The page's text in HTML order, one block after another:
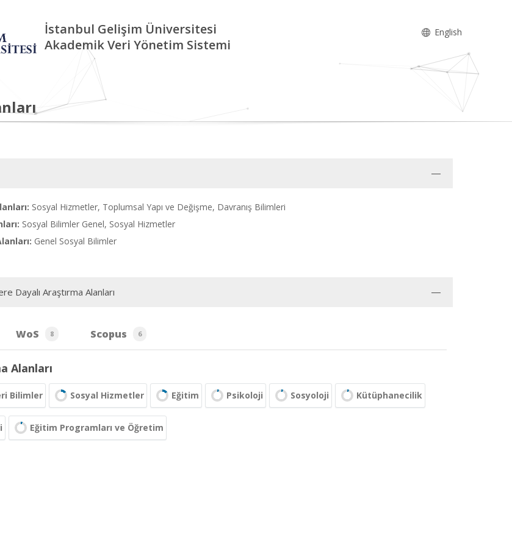
İstanbul Gelişim Üniversitesi
Akademik Veri Yönetim Sistemi
English
Sosyal Hizmetler, Toplumsal Yapı ve Değişme, Davranış Bilimleri
Sosyal Bilimler Genel, Sosyal Hizmetler
Genel Sosyal Bilimler
Dayalı Araştırma Alanları
WoS 8 Scopus 6
Alanları
Bilimler Sosyal Hizmetler Eğitim Psikoloji Sosyoloji Kütüphanecilik
Eğitim Programları ve Öğretim